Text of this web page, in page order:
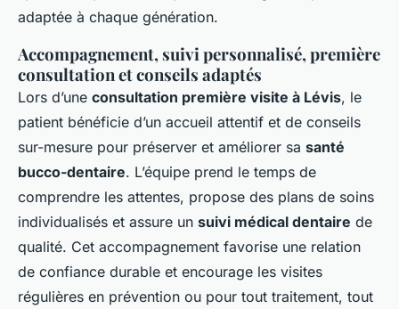
adaptée à chaque génération.
Accompagnement, suivi personnalisé, première
consultation et conseils adaptés
Lors d’une consultation première visite à Lévis, le
patient bénéficie d’un accueil attentif et de conseils
sur-mesure pour préserver et améliorer sa santé
bucco-dentaire. L’équipe prend le temps de
comprendre les attentes, propose des plans de soins
individualisés et assure un suivi médical dentaire de
qualité. Cet accompagnement favorise une relation
de confiance durable et encourage les visites
régulières en prévention ou pour tout traitement, tout